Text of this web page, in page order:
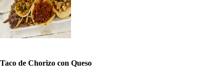
Taco de Chorizo con Queso